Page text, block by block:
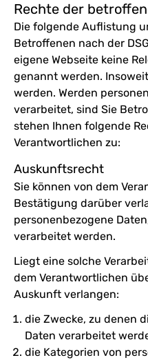
Rechte der
Die folgende Auflistung
Betroffenen nach der
eigene Webseite keine
genannt werden.
werden. Werden
verarbeitet, sind Sie
stehen Ihnen folgende
Verantwortlichen zu:
Auskunftsrecht
Sie können von dem
Bestätigung darüber
personenbezogene
verarbeitet werden.
Liegt eine solche
dem Verantwortlichen
Auskunft verlangen:
die Zwecke, zu denen
Daten verarbeitet
die Kategorien von